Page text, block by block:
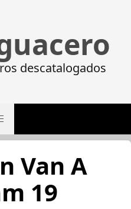
descatalogados
Van A
19